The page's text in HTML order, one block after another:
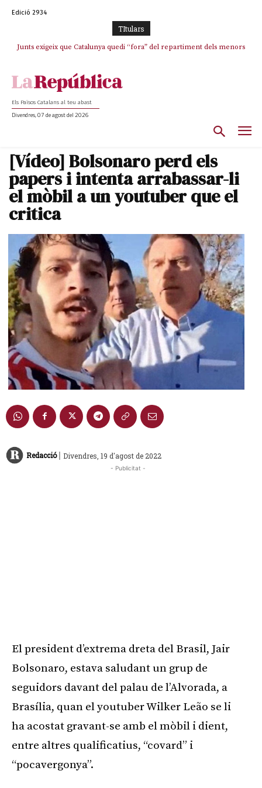
Edició 2934
TItulars
Junts exigeix que Catalunya quedi “fora” del repartiment dels menors
Junqueras demana a l’Estat que assumeixi “responsabilitats” pel “drama
Els Països Catalans al teu abast
Divendres, 07 de agost del 2026
[Vídeo] Bolsonaro perd els
papers i intenta arrabassar-li
el mòbil a un youtuber que el
critica
Redacció | Divendres, 19 d'agost de 2022
- Publicitat -
El president d’extrema dreta del Brasil, Jair
Bolsonaro, estava saludant un grup de
seguidors davant del palau de l’Alvorada, a
Brasília, quan el youtuber Wilker Leão se li
ha acostat gravant-se amb el mòbil i dient,
entre altres qualificatius, “covard” i
“pocavergonya”.